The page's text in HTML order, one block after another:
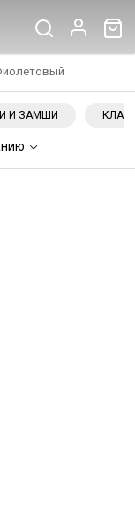
И ЗАМШИ